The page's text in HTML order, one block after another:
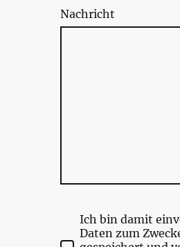
Nachricht
Ich bin damit
Daten zum